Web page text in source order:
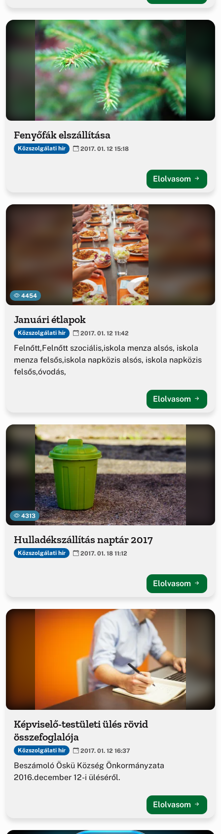
Fenyőfák elszállítása
Közszolgálati hír 2017. 01. 12 15:18
Elolvasom
4454
Januári étlapok
Közszolgálati hír 2017. 01. 12 11:42
Felnőtt,Felnőtt szociális,iskola menza alsós, iskola
menza felsős,iskola napközis alsós, iskola napközis
felsős,óvodás,
Elolvasom
4313
Hulladékszállítás naptár 2017
Közszolgálati hír 2017. 01. 18 11:12
Elolvasom
Képviselő-testületi ülés rövid
összefoglalója
Közszolgálati hír 2017. 01. 12 16:37
Beszámoló Öskü Község Önkormányzata
2016.december 12-i üléséről.
Elolvasom